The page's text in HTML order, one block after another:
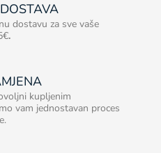
dostavu za sve vaše
.
kupljenim
vam jednostavan proces